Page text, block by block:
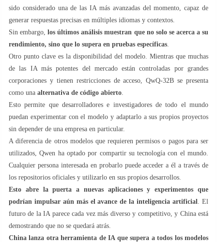
sido considerado una de las IA más avanzadas del momento, capaz de
generar respuestas precisas en múltiples idiomas y contextos.
Sin embargo,los últimos análisis muestran que no solo se acerca a su
rendimiento, sino que lo supera en pruebas específicas
Otro punto clave es la disponibilidad del modelo. Mientras que muchas
de las IA más potentes del mercado están controladas por grandes
corporaciones y tienen restricciones de acceso, QwQ-32B se presenta
como una alternativa de código abierto
Esto permite que desarrolladores e investigadores de todo el mundo
puedan experimentar con el modelo y adaptarlo a sus propios proyectos
sin depender de una empresa en particular.
A diferencia de otros modelos que requieren permisos o pagos para ser
utilizados, Qwen ha optado por compartir su tecnología con el mundo.
Cualquier persona interesada en probarlo puede acceder a él a través de
los repositorios oficiales y utilizarlo en sus propios desarrollos.
Esto abre la puerta a nuevas aplicaciones y experimentos que
podrían impulsar aún más el avance de la inteligencia artificial
. El
futuro de la IA parece cada vez más diverso y competitivo, y China está
demostrando que no se quedará atrás.
China lanza otra herramienta de IA que supera a todos los modelos